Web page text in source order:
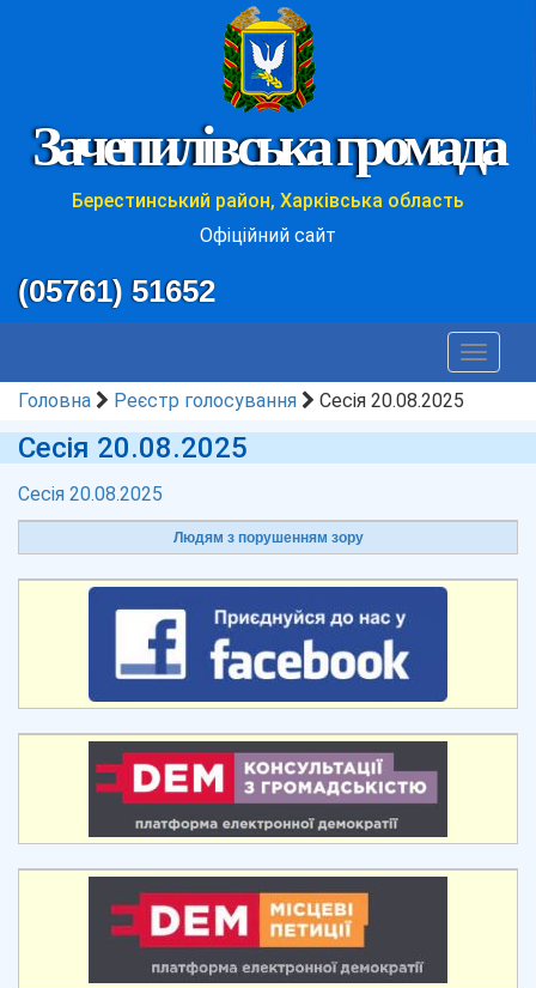
Зачепилівська громада
Берестинський район, Харківська область
Офіційний сайт
(05761) 51652
Toggle
Головна
Реєстр голосування Сесія 20.08.2025
Сесія 20.08.2025
Сесія 20.08.2025
Людям з порушенням зору